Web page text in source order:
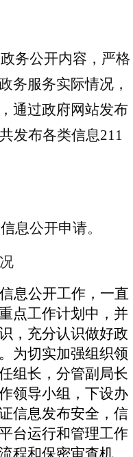
务公开内容，严格
务服务实际情况，
通过政府网站发布
发布各类信息211
息公开申请。
息公开工作，一直
点工作计划中，并
，充分认识做好政
为切实加强组织领
组长，分管副局长
领导小组，下设办
信息发布安全，信
台运行和管理工作
程和保密审查机